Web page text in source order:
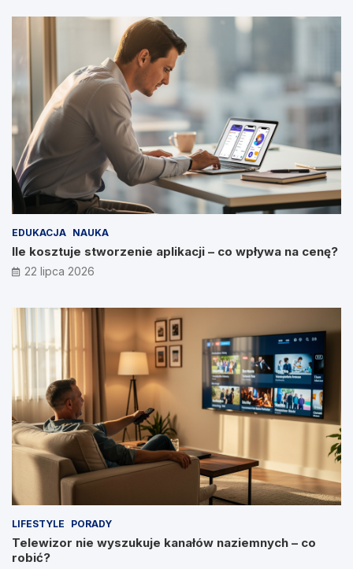
EDUKACJA NAUKA
Ile kosztuje stworzenie aplikacji – co wpływa na cenę?
22 lipca 2026
LIFESTYLE PORADY
Telewizor nie wyszukuje kanałów naziemnych – co
robić?